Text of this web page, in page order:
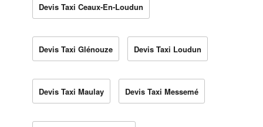
Devis Taxi Ceaux-En-Loudun
Devis Taxi Glénouze Devis Taxi Loudun
Devis Taxi Maulay Devis Taxi Messemé